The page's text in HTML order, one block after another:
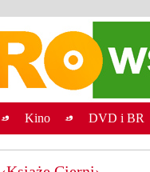
Kino DVD i BR